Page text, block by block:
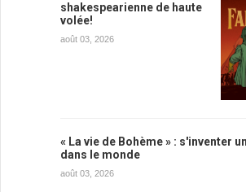
shakespearienne de haute
volée!
août 03, 2026
« La vie de Bohème » : s'inventer
dans le monde
août 03, 2026